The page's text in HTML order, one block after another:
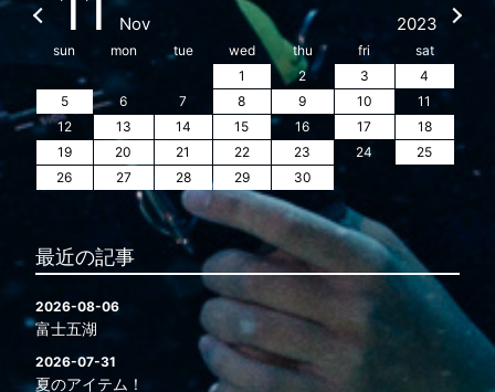
Nov 2023
sun mon tue wed thu fri
sat
1
2 3
4
5
6 7 8 9 10
11
12
13 14 15 16 17
18
19
20 21 22 23 24
25
26
27 28 29 30
最近の記事
2026-08-06
富士五湖
2026-07-31
夏のアイテム！